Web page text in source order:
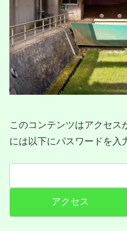
このコンテンツはアクセス
には以下にパスワードを入